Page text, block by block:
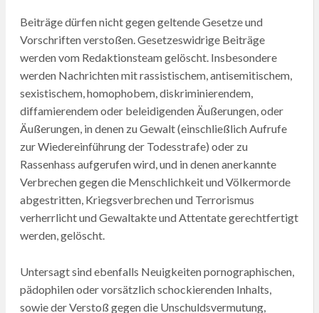
Beiträge dürfen nicht gegen geltende Gesetze und
Vorschriften verstoßen. Gesetzeswidrige Beiträge
werden vom Redaktionsteam gelöscht. Insbesondere
werden Nachrichten mit rassistischem, antisemitischem,
sexistischem, homophobem, diskriminierendem,
diffamierendem oder beleidigenden Äußerungen, oder
Äußerungen, in denen zu Gewalt (einschließlich Aufrufe
zur Wiedereinführung der Todesstrafe) oder zu
Rassenhass aufgerufen wird, und in denen anerkannte
Verbrechen gegen die Menschlichkeit und Völkermorde
abgestritten, Kriegsverbrechen und Terrorismus
verherrlicht und Gewaltakte und Attentate gerechtfertigt
werden, gelöscht.
Untersagt sind ebenfalls Neuigkeiten pornographischen,
pädophilen oder vorsätzlich schockierenden Inhalts,
sowie der Verstoß gegen die Unschuldsvermutung,